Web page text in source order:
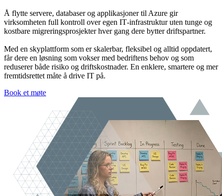
Å flytte servere, databaser og applikasjoner til Azure gir
virksomheten full kontroll over egen IT‑infrastruktur uten tunge og
kostbare migreringsprosjekter hver gang dere bytter driftspartner.
Med en skyplattform som er skalerbar, fleksibel og alltid oppdatert,
får dere en løsning som vokser med bedriftens behov og som
reduserer både risiko og driftskostnader. En enklere, smartere og mer
fremtidsrettet måte å drive IT på.
Book et møte